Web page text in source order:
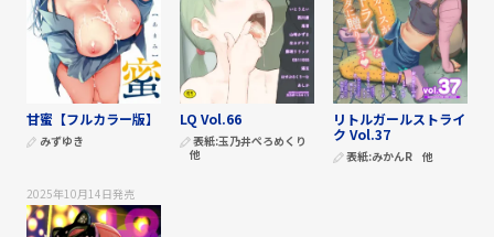
甘蜜【フルカラー版】
みずゆき
LQ Vol.66
表紙:玉乃井ぺろめくり
他
リトルガールストライ
ク Vol.37
表紙:みかんR 他
2025年10月14日発売